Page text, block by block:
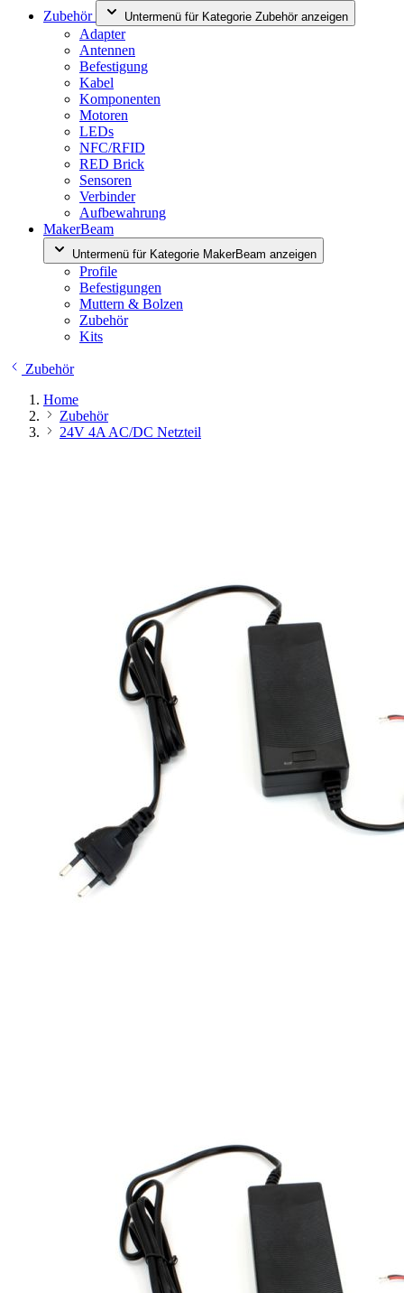
Zubehör
Untermenü für Kategorie Zubehör anzeigen
Adapter
Antennen
Befestigung
Kabel
Komponenten
Motoren
LEDs
NFC/RFID
RED Brick
Sensoren
Verbinder
Aufbewahrung
MakerBeam
Untermenü für Kategorie MakerBeam anzeigen
Profile
Befestigungen
Muttern & Bolzen
Zubehör
Kits
Zubehör
Home
Zubehör
24V 4A AC/DC Netzteil